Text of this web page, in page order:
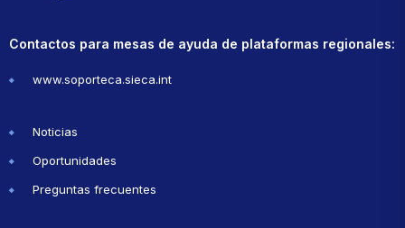
Contactos para mesas de ayuda de plataformas regionales:
www.soporteca.sieca.int
Noticias
Oportunidades
Preguntas frecuentes